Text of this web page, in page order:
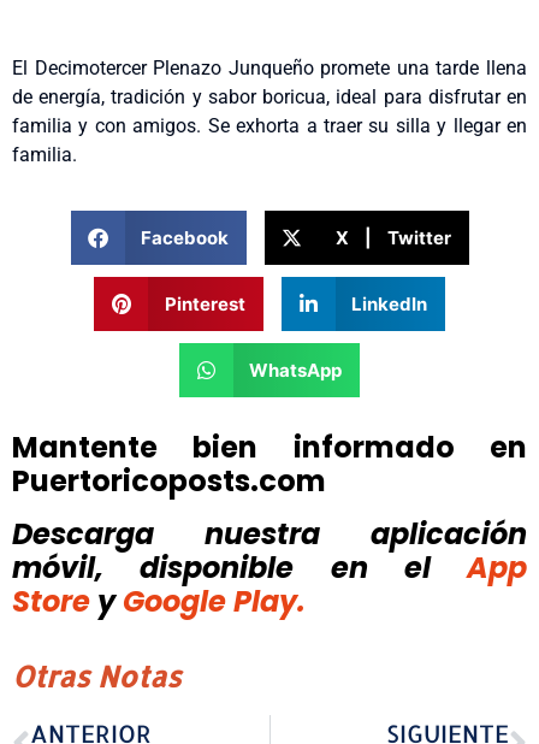
El Decimotercer Plenazo Junqueño promete una tarde llena
de energía, tradición y sabor boricua, ideal para disfrutar en
familia y con amigos. Se exhorta a traer su silla y llegar en
familia.
Facebook X | Twitter
Pinterest LinkedIn
WhatsApp
Mantente bien informado en
Puertoricoposts.com
Descarga nuestra aplicación
móvil, disponible
en el
App
Store y Google Play.
Otras Notas
ANTERIOR SIGUIENTE